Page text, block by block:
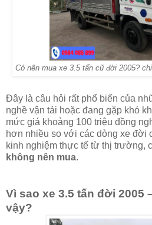
Có nên mua xe 3.5 tấn cũ đời 2005?
Đây là câu hỏi rất phổ biến của
nghề vận tải hoặc đang gặp khó
mức giá khoảng 100 triệu đồng
hơn nhiều so với các dòng xe đời
kinh nghiệm thực tế từ thị trường,
không nên mua.
Vì sao xe 3.5 tấn đời 2005
vậy?